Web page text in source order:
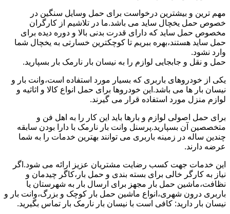
مهم ترین و بیشترین درخواست برای حمل وسایل سنگین در
خصوص حمل یخچال ساید می باشد.ما در تلاشیم از کارگران
مخصوص حمل ساید که دارای قدرت بدنی بالا و دوره دیده برای
حمل ساید هستند،بهره ببریم تا کوچکترین خسارتی به یخچال شما
وارد نشود.
حمل و نقل و جابجایی لوازم را به نیسان بار نارمک بار بسپارید.
یکی از خودروهای باربری که بسیار مورد استفاده است،وانت بار و
نیسان بار ها می باشد.این خودروها برای حمل انواع کالا و اثاثیه و
لوازم منزل مورد استفاده قرار می گیرند.
برای حمل اصولی لوازم و بارها باید این کار را به اهل فن و
متخصصین آن بسپارید.پرسنل وانت بار نارمک با دارا بودن سابقه
چندین ساله در زمینه باربری می توانند بهترین خدمات را به شما
عرضه دارند.
این خدمات جهت کسب رضایت مشتریان عزیز ارائه می شود.اگر
نیاز به کارگر خالی برای بسته بندی و حمل بار،کاگر چیدمان و
نظافت،ماشین حمل بار مجهز برای ارسال بار به شهرستان یا
باربری درون شهری،انواع ماشین حمل بار کوچک و بزرگ،وانت بار و
نیسان بار دارید: کافی است با نیسان بار نارمک بار تماس بگیرید.